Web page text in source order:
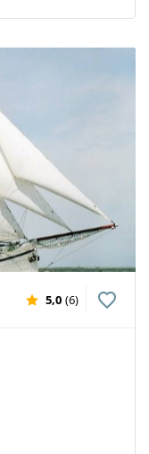
5,0 (6)